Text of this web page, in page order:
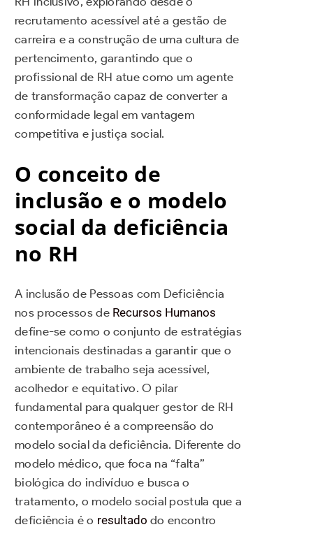
recrutamento acessível até a gestão de
carreira e a construção de uma cultura de
pertencimento, garantindo que o
profissional de RH atue como um agente
de transformação capaz de converter a
conformidade legal em vantagem
competitiva e justiça social.
O conceito de
inclusão e o modelo
social da deficiência
no RH
A inclusão de Pessoas com Deficiência
nos processos de Recursos Humanos
define-se como o conjunto de estratégias
intencionais destinadas a garantir que o
ambiente de trabalho seja acessível,
acolhedor e equitativo. O pilar
fundamental para qualquer gestor de RH
contemporâneo é a compreensão do
modelo social da deficiência. Diferente do
modelo médico, que foca na “falta”
biológica do indivíduo e busca o
tratamento, o modelo social postula que a
deficiência é o resultado do encontro